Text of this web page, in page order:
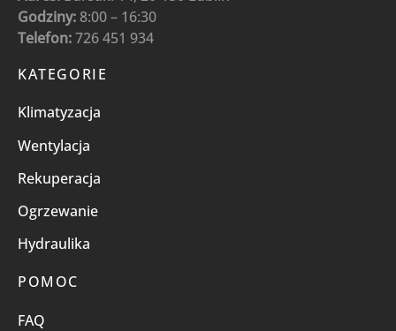
Godziny: 8:00 – 16:30
Telefon:726 451 934
KATEGORIE
Klimatyzacja
Wentylacja
Rekuperacja
Ogrzewanie
Hydraulika
POMOC
FAQ